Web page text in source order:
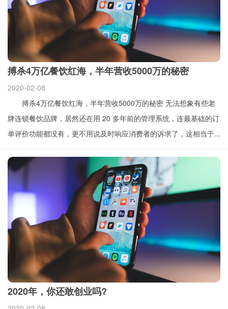
搏杀4万亿餐饮红海，半年营收5000万的秘密
2020-02-08
搏杀4万亿餐饮红海，半年营收5000万的秘密 无法想象有些老
牌连锁餐饮品牌，居然还在用 20 多年前的管理系统，连最基础的订
单评价功能都没有，更不用说及时响应消费者的诉求了，这相当于...
2020年，你还敢创业吗?